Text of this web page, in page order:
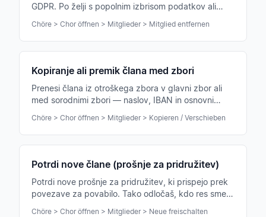
GDPR. Po želji s popolnim izbrisom podatkov ali
Chöre > Chor öffnen > Mitglieder > Mitglied entfernen
Kopiranje ali premik člana med zbori
Prenesi člana iz otroškega zbora v glavni zbor ali
med sorodnimi zbori — naslov, IBAN in osnovni
samodejno.
Chöre > Chor öffnen > Mitglieder > Kopieren / Verschieben
Potrdi nove člane (prošnje za pridružitev)
Potrdi nove prošnje za pridružitev, ki prispejo prek
povezave za povabilo. Tako odločaš, kdo res sme v
Chöre > Chor öffnen > Mitglieder > Neue freischalten